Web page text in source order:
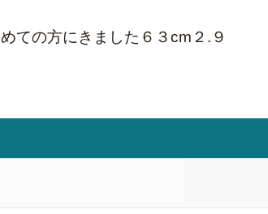
ての方にきました６３cm２.９